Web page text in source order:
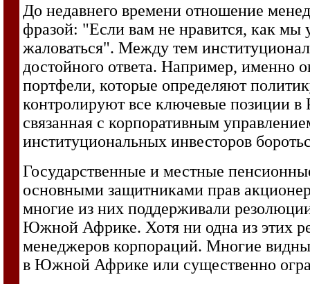
До недавнего времени отношение
фразой: "Если вам не нравится, как мы
жаловаться". Между тем
достойного ответа. Например, именно
портфели, которые определяют
контролируют все ключевые позиции в
связанная с корпоративным
институциональных инвесторов
Государственные и местные
основными защитниками прав
многие из них поддерживали
Южной Африке. Хотя ни одна из этих
менеджеров корпораций. Многие
в Южной Африке или существенно